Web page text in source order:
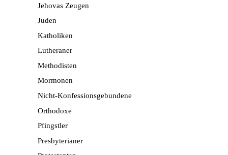
Jehovas Zeugen
Juden
Katholiken
Lutheraner
Methodisten
Mormonen
Nicht-Konfessionsgebundene
Orthodoxe
Pfingstler
Presbyterianer